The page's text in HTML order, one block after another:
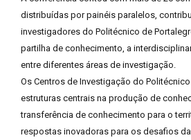
distribuídas por painéis paralelos,
investigadores do Politécnico de
partilha de conhecimento, a
entre diferentes áreas de investigação.
Os Centros de Investigação do
estruturas centrais na produção de
transferência de conhecimento para o
respostas inovadoras para os desafios da